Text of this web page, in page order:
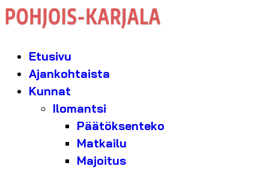
Etusivu
Ajankohtaista
Kunnat
Ilomantsi
Päätöksenteko
Matkailu
Majoitus